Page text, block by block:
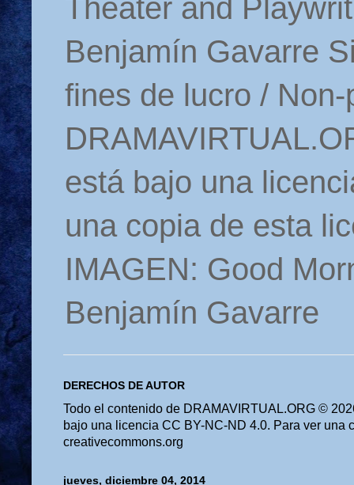
Theater and
Benjamín Gavarre
fines de lucro /
está bajo una
una copia de esta
IMAGEN: Good
Benjamín Gavarre
DERECHOS DE AUTOR
Todo el contenido de DRAMAVIRTUAL.ORG ©
bajo una licencia CC BY-NC-ND 4.0. Para ver una
creativecommons.org
jueves, diciembre 04, 2014